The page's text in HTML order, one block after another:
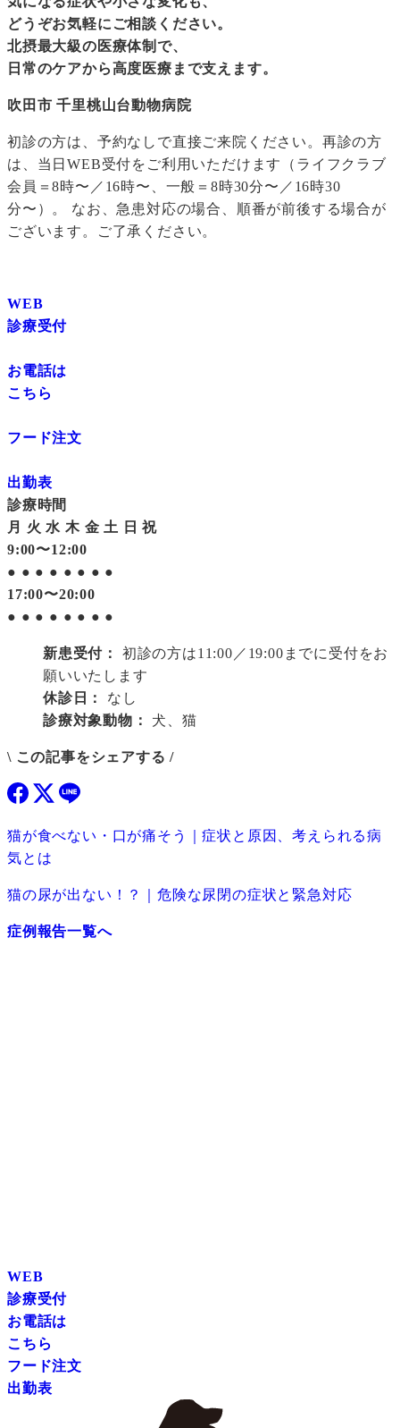
どうぞお気軽にご相談ください。
北摂最大級の医療体制で、
日常のケアから高度医療まで支えます。
吹田市 千里桃山台動物病院
初診の方は、予約なしで直接ご来院ください。再診の方
は、当日WEB受付をご利用いただけます（ライフクラブ
会員＝8時〜／16時〜、一般＝8時30分〜／16時30
分〜）。 なお、急患対応の場合、順番が前後する場合が
ございます。ご了承ください。
WEB
診療受付
お電話は
こちら
フード注文
出勤表
診療時間
月
火 水 木 金 土 日 祝
9:00〜12:00
● ● ● ● ● ● ● ●
17:00〜20:00
● ● ● ● ● ● ● ●
新患受付：
初診の方は11:00／19:00までに受付をお
願いいたします
休診日：
なし
診療対象動物：
犬、猫
\ この記事をシェアする /
猫が食べない・口が痛そう｜症状と原因、考えられる病
気とは
猫の尿が出ない！？｜危険な尿閉の症状と緊急対応
症例報告一覧へ
WEB
診療受付
お電話は
こちら
フード注文
出勤表